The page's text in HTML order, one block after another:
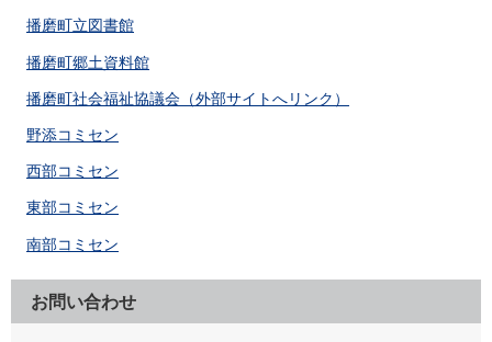
播磨町立図書館
播磨町郷土資料館
播磨町社会福祉協議会（外部サイトへリンク）
野添コミセン
西部コミセン
東部コミセン
南部コミセン
お問い合わせ